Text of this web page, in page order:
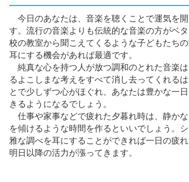
今日のあなたは、音楽を聴くことで運気を開
す。流行の音楽よりも伝統的な音楽の方がベ
校の教室から聞こえてくるような子どもたち
耳にする機会があれば最適です。
純真な心を持つ人が放つ調和のとれた音楽
るよこしまな考えをすべて消し去ってくれる
とで少しずつ心がほぐれ、あなたは豊かな一
きるようになるでしょう。
仕事や家事などで疲れた夕暮れ時は、静か
を傾けるような時間を作るといいでしょう。
雅な調べを耳にすることができれば一日の疲れ
明日以降の活力が漲ってきます。